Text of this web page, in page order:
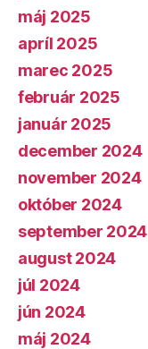
máj 2025
apríl 2025
marec 2025
február 2025
január 2025
december 2024
november 2024
október 2024
september 2024
august 2024
júl 2024
jún 2024
máj 2024